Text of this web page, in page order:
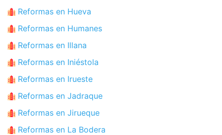
Reformas en Hueva
Reformas en Humanes
Reformas en Illana
Reformas en Iniéstola
Reformas en Irueste
Reformas en Jadraque
Reformas en Jirueque
Reformas en La Bodera